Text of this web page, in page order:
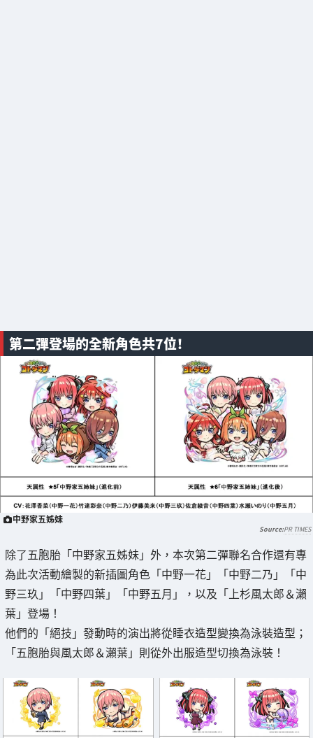
第二彈登場的全新角色共7位！
中野家五姊妹
PR TIMES
除了五胞胎「中野家五姊妹」外，本次第二彈聯名合作還有專
為此次活動繪製的新插圖角色「中野一花」「中野二乃」「中
野三玖」「中野四葉」「中野五月」，以及「上杉風太郎＆瀨
葉」登場！
他們的「絕技」發動時的演出將從睡衣造型變換為泳裝造型；
「五胞胎與風太郎＆瀨葉」則從外出服造型切換為泳裝！